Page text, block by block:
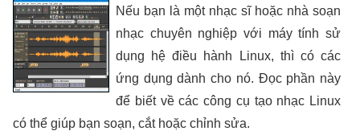
Nếu bạn là một nhạc sĩ hoặc nhà soạn
nhạc chuyên nghiệp với máy tính sử
dụng hệ điều hành Linux, thì có các
ứng dụng dành cho nó. Đọc phần này
để biết về các công cụ tạo nhạc Linux
có thể giúp bạn soạn, cắt hoặc chỉnh sửa.